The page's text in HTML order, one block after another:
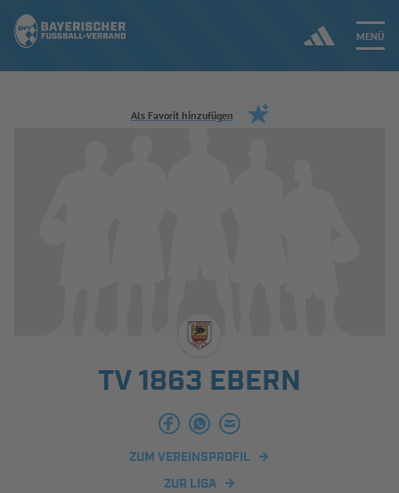
MENÜ
Jetzt einloggen
INFOTHEK SPIELPLUS
Als Favorit hinzufügen
TV 1863 EBERN
ZUM VEREINSPROFIL
ZUR LIGA